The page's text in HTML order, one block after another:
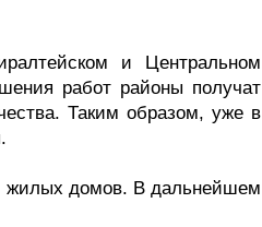
и Центральном
работ районы получат
Таким образом, уже в
жилых домов. В дальнейшем